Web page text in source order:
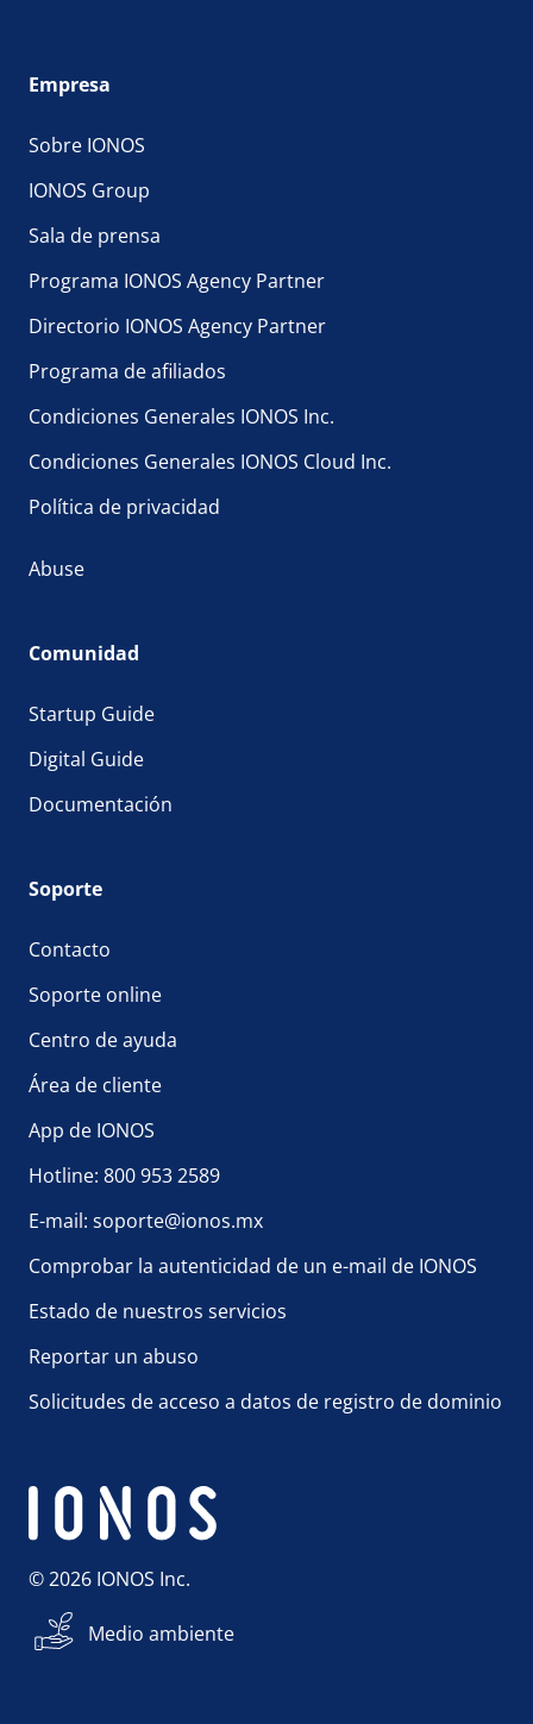
Empresa
Sobre IONOS
IONOS Group
Sala de prensa
Programa IONOS Agency Partner
Directorio IONOS Agency Partner
Programa de afiliados
Condiciones Generales IONOS Inc.
Condiciones Generales IONOS Cloud Inc.
Política de privacidad
Abuse
Comunidad
Startup Guide
Digital Guide
Documentación
Soporte
Contacto
Soporte online
Centro de ayuda
Área de cliente
App de IONOS
Hotline: 800 953 2589
E-mail: soporte@ionos.mx
Comprobar la autenticidad de un e-mail de IONOS
Estado de nuestros servicios
Reportar un abuso
Solicitudes de acceso a datos de registro de dominio
© 2026 IONOS Inc.
Medio ambiente